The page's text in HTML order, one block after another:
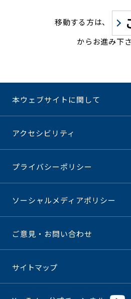
移動する方は、
からお進み下さ
本ウェブサイトに関して
アクセシビリティ
プライバシーポリシー
ソーシャルメディアポリシー
ご意見・お問い合わせ
サイトマップ